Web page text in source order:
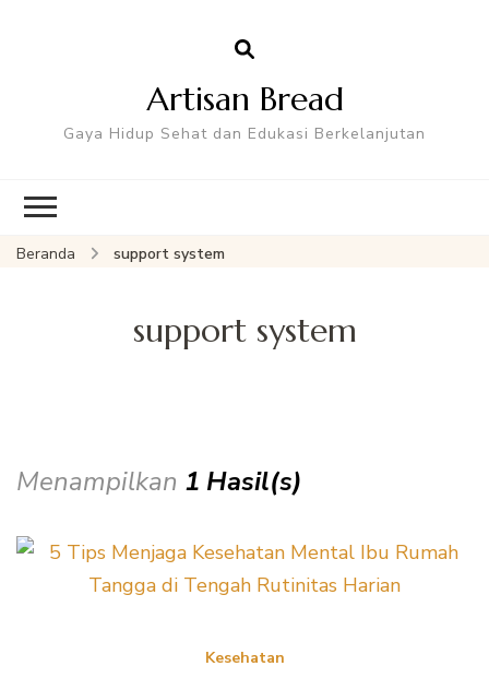
Artisan Bread
Gaya Hidup Sehat dan Edukasi Berkelanjutan
Beranda support system
support system
Menampilkan 1 Hasil(s)
Kesehatan